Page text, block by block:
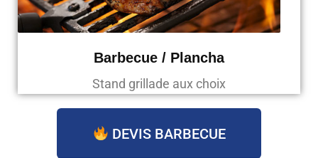
Barbecue / Plancha
Stand grillade aux choix
DEVIS BARBECUE